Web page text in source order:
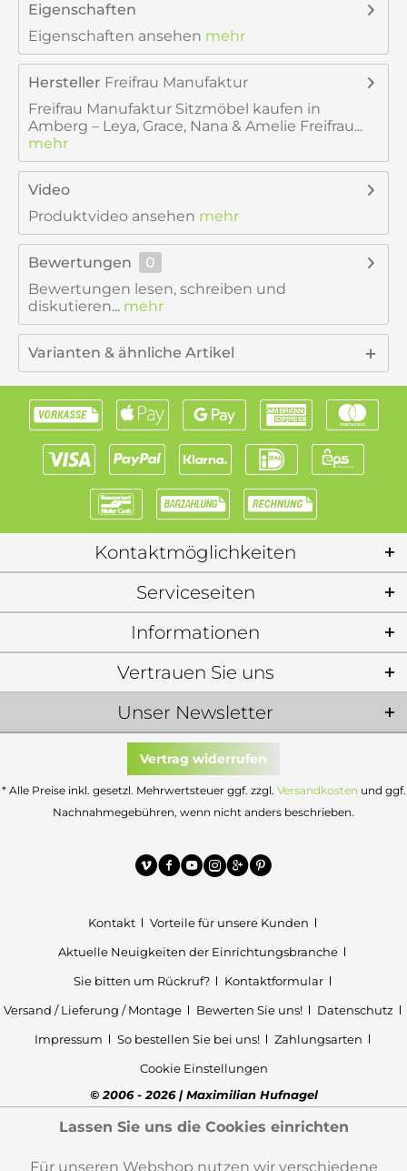
Eigenschaften
Eigenschaften ansehen mehr
Hersteller Freifrau Manufaktur
Freifrau Manufaktur Sitzmöbel kaufen in
Amberg – Leya, Grace, Nana & Amelie Freifrau...
mehr
Video
Produktvideo ansehen mehr
Bewertungen
0
Bewertungen lesen, schreiben und
diskutieren... mehr
Varianten & ähnliche Artikel
Kontaktmöglichkeiten
Serviceseiten
Informationen
Unser Newsletter
Vertrauen Sie uns
Vertrag widerrufen
* Alle Preise inkl. gesetzl. Mehrwertsteuer ggf. zzgl. Versandkosten und ggf.
Nachnahmegebühren, wenn nicht anders beschrieben.
Kontakt
Vorteile für unsere Kunden
Aktuelle Neuigkeiten der Einrichtungsbranche
Sie bitten um Rückruf?
Kontaktformular
Versand / Lieferung / Montage
Bewerten Sie uns!
Datenschutz
Impressum
So bestellen Sie bei uns!
Zahlungsarten
Cookie Einstellungen
© 2006 - 2026 | Maximilian Hufnagel
Lassen Sie uns die Cookies einrichten
Für unseren Webshop nutzen wir verschiedene